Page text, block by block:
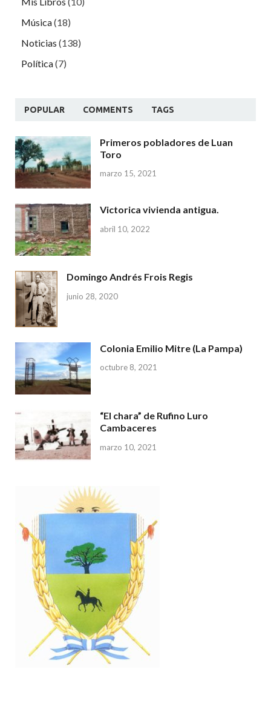
Música(18)
Noticias (138)
Política(7)
POPULAR COMMENTS TAGS
Primeros pobladores de Luan
Toro
marzo 15, 2021
Victorica vivienda antigua.
abril 10, 2022
Domingo Andrés Frois Regis
junio 28, 2020
Colonia Emilio Mitre (La Pampa)
octubre 8, 2021
“El chara” de Rufino Luro
Cambaceres
marzo 10, 2021